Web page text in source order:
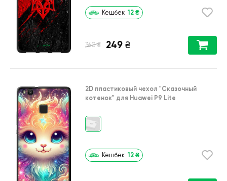
Кешбек 12 ₴
360 ₴ 249 ₴
2D пластиковый чехол "Сказочный
котенок" для Huawei P9 Lite
Кешбек 12 ₴